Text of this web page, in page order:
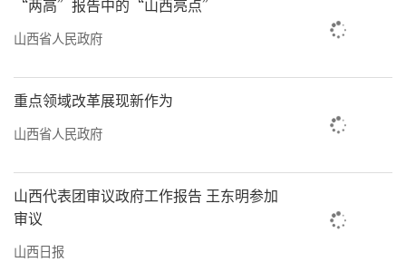
“两高”报告中的“山西亮点”
山西省人民政府
重点领域改革展现新作为
山西省人民政府
山西代表团审议政府工作报告 王东明参加
审议
山西日报